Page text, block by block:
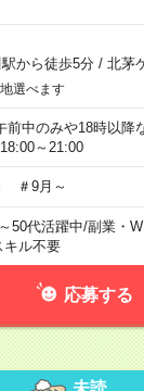
から徒歩5分/ 北茅
選べます
前中のみや18時以
～21:00
＃9月～
50代活躍中/副業・
キル不要
応募する